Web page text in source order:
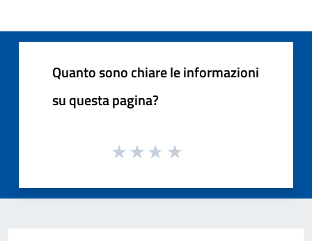
Quanto sono chiare le informazioni
su questa pagina?